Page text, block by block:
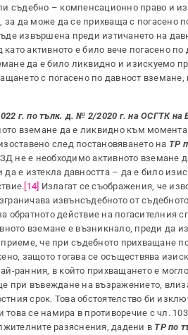
съдебно – компенсационно право и
да може да се прихваща с погасено
извършена преди изтичането на
активното е било вече погасено по
да е било ликвидно и изискуемо
с погасено по давност
г. по тълк. д. № 2/2020 г. на ОСГТК на
вземане да е ликвидно към
след постановяването на ТР
не е необходимо активното вземане
е изтекла давността – да е било
[14] Излагат се съображения, че
извънсъдебното от
действие на погасителния
вземане е възникнало, преди да
че при съдебното прихващане
защото тогава се осъществява
ранния, в който прихващането е
при въвеждане на възражението,
срок. Това обстоятелство би
се намира в противоречие с чл.
разяснения, дадени в ТР по